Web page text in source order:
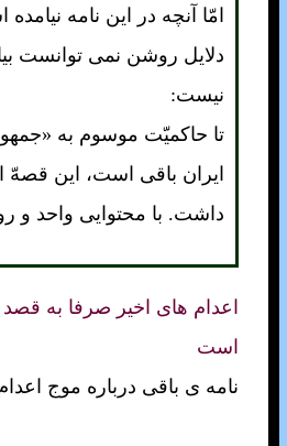
امّا آنچه در اين نامه
دلايل روشن نمی توانست
نيست:
تا حاکميّت موسوم به
ايران باقی است، اين قصهّ
داشت. با محتوایی واحد و
اعدام های اخير صرفا به
است
نامه ی باقی درباره موج